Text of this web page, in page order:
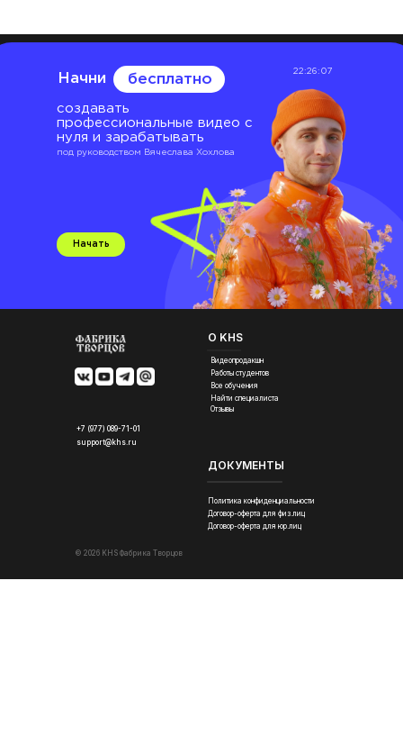
под руководством Вячеслава Хохлова
создавать
профессиональные видео с
нуля и зарабатывать
Начни бесплатно
22:26:06
Начать
© 2026 KHS Фабрика Творцов
support@khs.ru
Договор-оферта для юр.лиц
Договор-оферта для физ.лиц
Политика конфиденциальности
ДОКУМЕНТЫ
Найти специалиста
Отзывы
Все обучения
Работы студентов
Видеопродакшн
О KHS
+7 (977) 089-71-01